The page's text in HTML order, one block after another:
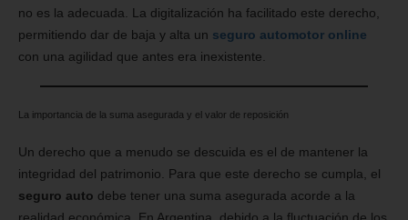
no es la adecuada. La digitalización ha facilitado este derecho,
permitiendo dar de baja y alta un seguro automotor online
con una agilidad que antes era inexistente.
La importancia de la suma asegurada y el valor de reposición
Un derecho que a menudo se descuida es el de mantener la
integridad del patrimonio. Para que este derecho se cumpla, el
seguro auto debe tener una suma asegurada acorde a la
realidad económica. En Argentina, debido a la fluctuación de los